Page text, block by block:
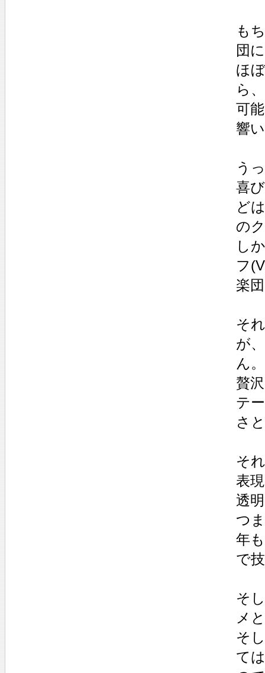
も
団
ほ
ら
可
響
う
喜
ど
の
し
フ
楽
そ
が
ん。
贅
テ
さ
そ
表
透
つ
年
で
そ
メ
そ
て